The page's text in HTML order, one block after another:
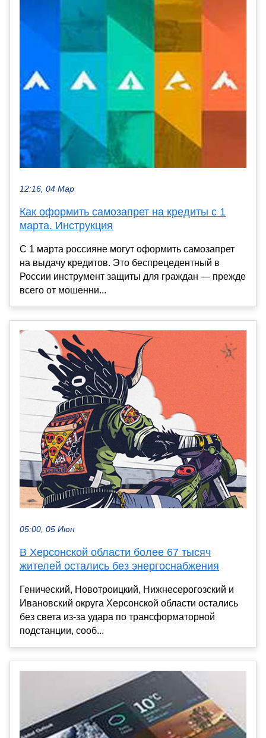
12:16, 04 Мар
Как оформить самозапрет на кредиты с 1
марта. Инструкция
С 1 марта россияне могут оформить самозапрет
на выдачу кредитов. Это беспрецедентный в
России инструмент защиты для граждан — прежде
всего от мошенни...
05:00, 05 Июн
В Херсонской области более 67 тысяч
жителей остались без энергоснабжения
Генический, Новотроицкий, Нижнесерогозский и
Ивановский округа Херсонской области остались
без света из-за удара по трансформаторной
подстанции, сооб...